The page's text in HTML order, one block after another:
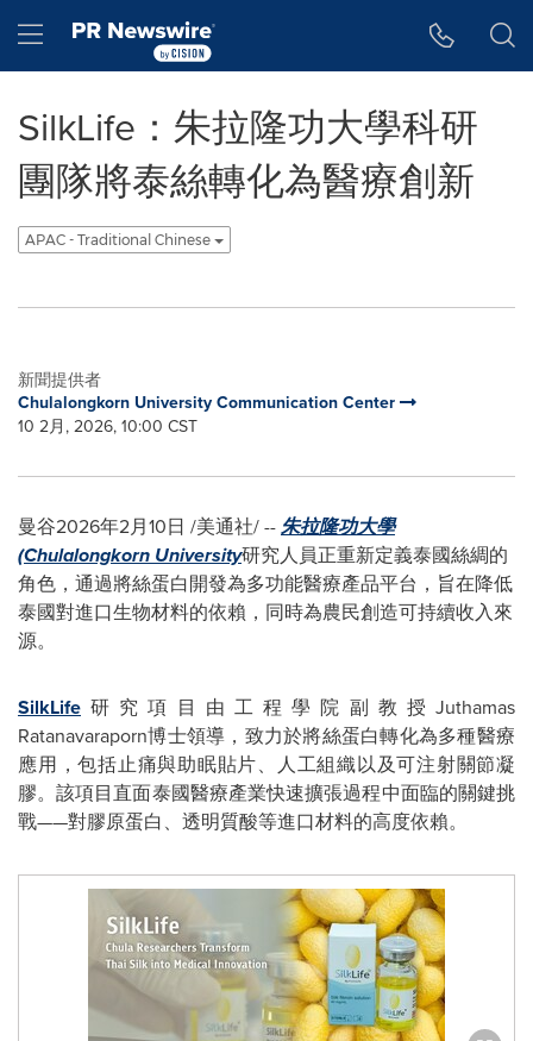
Hamburger menu
SilkLife：朱拉隆功大學科研
團隊將泰絲轉化為醫療創新
APAC - Traditional Chinese
新聞提供者
Chulalongkorn University Communication Center
10 2月, 2026, 10:00 CST
曼谷2026年2月10日 /美通社/ --朱拉隆功大學
(Chulalongkorn University研究人員正重新定義泰國絲綢的
角色，通過將絲蛋白開發為多功能醫療產品平台，旨在降低
泰國對進口生物材料的依賴，同時為農民創造可持續收入來
源。
SilkLife 研究項目由工程學院副教授Juthamas
Ratanavaraporn博士領導，致力於將絲蛋白轉化為多種醫療
應用，包括止痛與助眠貼片、人工組織以及可注射關節凝
膠。該項目直面泰國醫療產業快速擴張過程中面臨的關鍵挑
戰——對膠原蛋白、透明質酸等進口材料的高度依賴。